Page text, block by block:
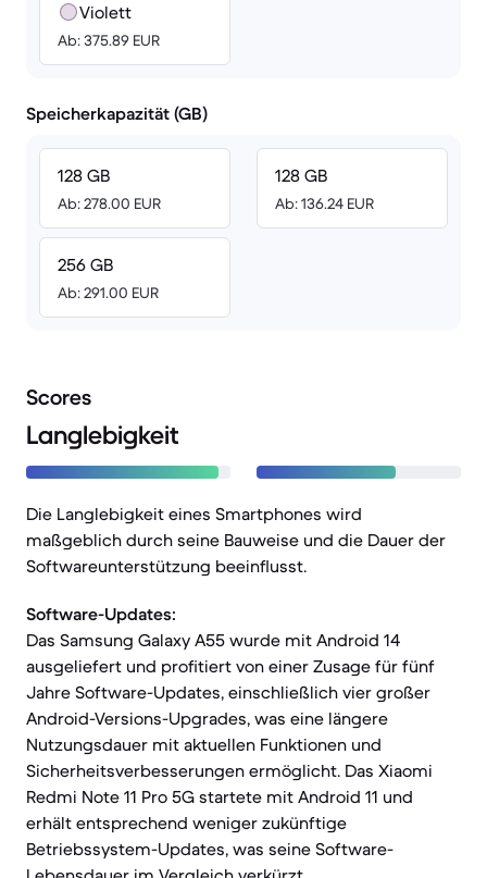
Violett
Ab: 375.89 EUR
Speicherkapazität (GB)
128 GB
Ab: 278.00 EUR
256 GB
Ab: 291.00 EUR
128 GB
Ab: 136.24 EUR
Scores
Langlebigkeit
Die Langlebigkeit eines Smartphones wird
maßgeblich durch seine Bauweise und die Dauer der
Softwareunterstützung beeinflusst.
Software-Updates:
Das Samsung Galaxy A55 wurde mit Android 14
ausgeliefert und profitiert von einer Zusage für fünf
Jahre Software-Updates, einschließlich vier großer
Android-Versions-Upgrades, was eine längere
Nutzungsdauer mit aktuellen Funktionen und
Sicherheitsverbesserungen ermöglicht. Das Xiaomi
Redmi Note 11 Pro 5G startete mit Android 11 und
erhält entsprechend weniger zukünftige
Betriebssystem-Updates, was seine Software-